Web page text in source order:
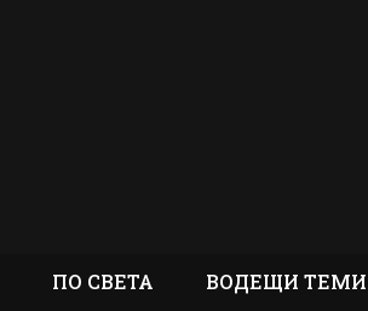
ПО СВЕТА ВОДЕЩИ ТЕМИ